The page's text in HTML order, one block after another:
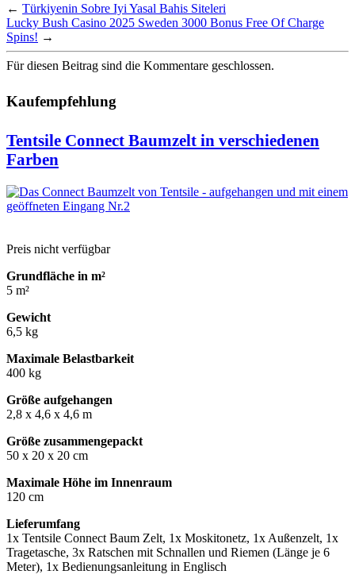
← Türkiyenin Sobre Iyi Yasal Bahis Siteleri
Lucky Bush Casino 2025 Sweden 3000 Bonus Free Of Charge
Spins! →
Für diesen Beitrag sind die Kommentare geschlossen.
Kaufempfehlung
Tentsile Connect Baumzelt in verschiedenen
Farben
Preis nicht verfügbar
Grundfläche in m²
5 m²
Gewicht
6,5 kg
Maximale Belastbarkeit
400 kg
Größe aufgehangen
2,8 x 4,6 x 4,6 m
Größe zusammengepackt
50 x 20 x 20 cm
Maximale Höhe im Innenraum
120 cm
Lieferumfang
1x Tentsile Connect Baum Zelt, 1x Moskitonetz, 1x Außenzelt, 1x
Tragetasche, 3x Ratschen mit Schnallen und Riemen (Länge je 6
Meter), 1x Bedienungsanleitung in Englisch